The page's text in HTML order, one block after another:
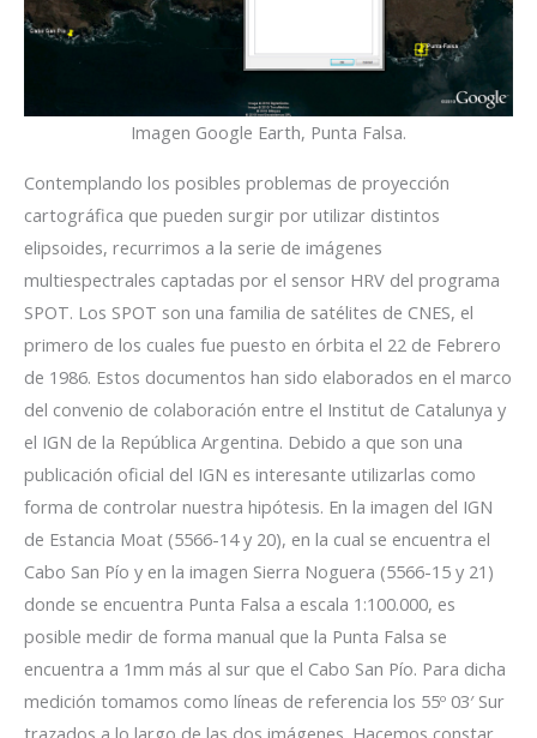
Imagen Google Earth, Punta Falsa.
Contemplando los posibles problemas de proyección
cartográfica que pueden surgir por utilizar distintos
elipsoides, recurrimos a la serie de imágenes
multiespectrales captadas por el sensor HRV del programa
SPOT. Los SPOT son una familia de satélites de CNES, el
primero de los cuales fue puesto en órbita el 22 de Febrero
de 1986. Estos documentos han sido elaborados en el marco
del convenio de colaboración entre el Institut de Catalunya y
el IGN de la República Argentina. Debido a que son una
publicación oficial del IGN es interesante utilizarlas como
forma de controlar nuestra hipótesis. En la imagen del IGN
de Estancia Moat (5566-14 y 20), en la cual se encuentra el
Cabo San Pío y en la imagen Sierra Noguera (5566-15 y 21)
donde se encuentra Punta Falsa a escala 1:100.000, es
posible medir de forma manual que la Punta Falsa se
encuentra a 1mm más al sur que el Cabo San Pío. Para dicha
medición tomamos como líneas de referencia los 55º 03′ Sur
trazados a lo largo de las dos imágenes. Hacemos constar